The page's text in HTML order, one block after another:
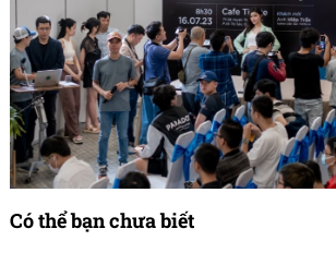
Có thể bạn chưa biết